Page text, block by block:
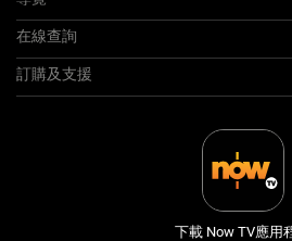
在線查詢
訂購及支援
下載 Now TV應用